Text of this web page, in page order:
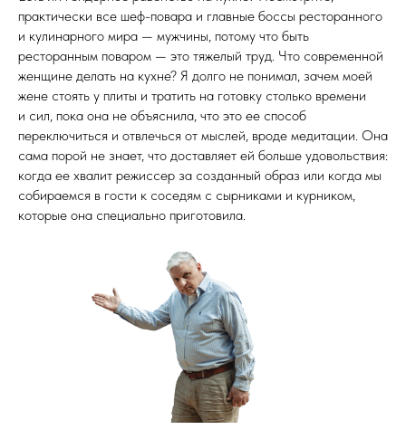
практически все шеф-повара и главные боссы ресторанного
и кулинарного мира — мужчины, потому что быть
ресторанным поваром — это тяжелый труд. Что современной
женщине делать на кухне? Я долго не понимал, зачем моей
жене стоять у плиты и тратить на готовку столько времени
и сил, пока она не объяснила, что это ее способ
переключиться и отвлечься от мыслей, вроде медитации. Она
сама порой не знает, что доставляет ей больше удовольствия:
когда ее хвалит режиссер за созданный образ или когда мы
собираемся в гости к соседям с сырниками и курником,
которые она специально приготовила.